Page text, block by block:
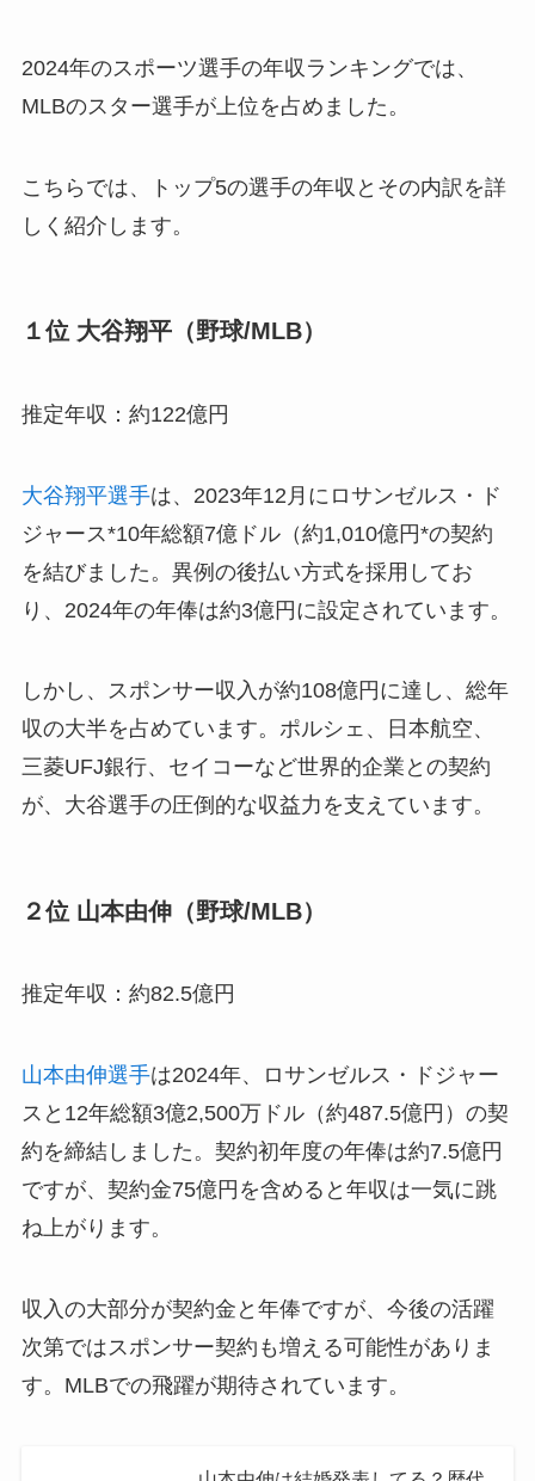
2024年のスポーツ選手の年収ランキングでは、
MLBのスター選手が上位を占めました。
こちらでは、トップ5の選手の年収とその内訳を詳
しく紹介します。
１位 大谷翔平（野球/MLB）
推定年収：約122億円
大谷翔平選手は、2023年12月にロサンゼルス・ド
ジャース*10年総額7億ドル（約1,010億円*の契約
を結びました。異例の後払い方式を採用してお
り、2024年の年俸は約3億円に設定されています。
しかし、スポンサー収入が約108億円に達し、総年
収の大半を占めています。ポルシェ、日本航空、
三菱UFJ銀行、セイコーなど世界的企業との契約
が、大谷選手の圧倒的な収益力を支えています。
２位 山本由伸（野球/MLB）
推定年収：約82.5億円
山本由伸選手は2024年、ロサンゼルス・ドジャー
スと12年総額3億2,500万ドル（約487.5億円）の契
約を締結しました。契約初年度の年俸は約7.5億円
ですが、契約金75億円を含めると年収は一気に跳
ね上がります。
収入の大部分が契約金と年俸ですが、今後の活躍
次第ではスポンサー契約も増える可能性がありま
す。MLBでの飛躍が期待されています。